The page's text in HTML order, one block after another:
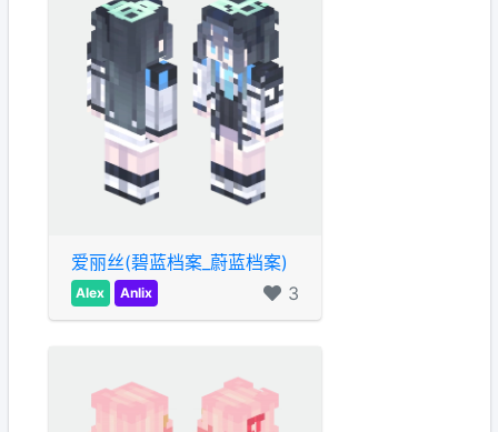
爱丽丝(碧蓝档案_蔚蓝档案)
Alex Anlix 3